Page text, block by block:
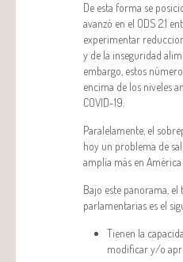
De esta forma se
avanzó en el ODS 2.1
experimentar
y de la inseguridad
embargo, estos
encima de los niveles
COVID-19.
Paralelamente, el
hoy un problema de
amplía más en América
Bajo este panorama,
parlamentarias es el
Tienen la
modificar y/o